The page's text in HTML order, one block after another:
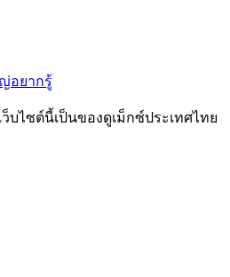
อยากรู้
บไซต์นี้เป็นของดูเม็กซ์ประเทศไทย